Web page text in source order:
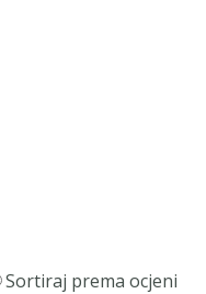
Sortiraj prema ocjeni